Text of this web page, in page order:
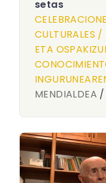
setas
CULTURALES
ETA
MENDIALDEA /